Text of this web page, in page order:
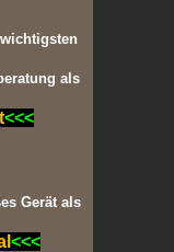
als
<<<
Gerät als
<<<